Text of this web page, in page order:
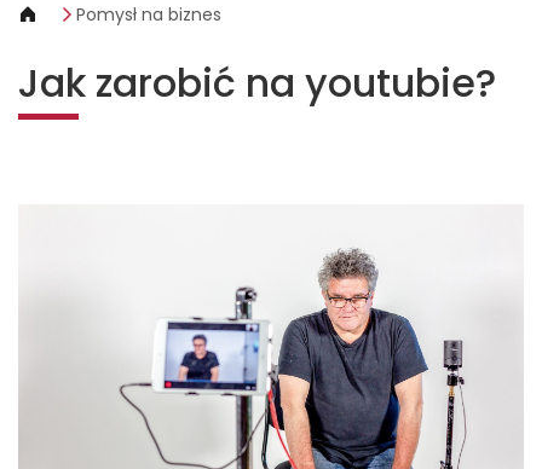
Pomysł na biznes
Jak zarobić na youtubie?